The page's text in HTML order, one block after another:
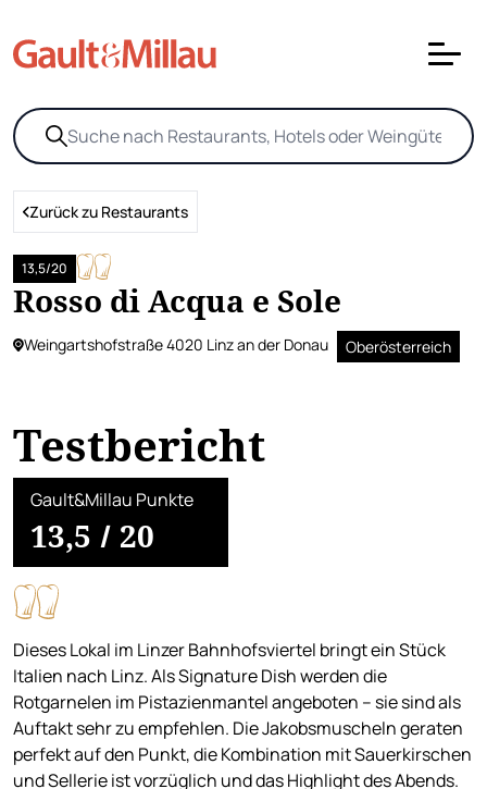
Zurück zu Restaurants
Rosso di Acqua e Sole
13,5/20
Weingartshofstraße 4020 Linz an der Donau Oberösterreich
Testbericht
Gault&Millau Punkte
13,5 / 20
Dieses Lokal im Linzer Bahnhofsviertel bringt ein Stück
Italien nach Linz. Als Signature Dish werden die
Rotgarnelen im Pistazienmantel angeboten – sie sind als
Auftakt sehr zu empfehlen. Die Jakobsmuscheln geraten
perfekt auf den Punkt, die Kombination mit Sauerkirschen
und Sellerie ist vorzüglich und das Highlight des Abends.